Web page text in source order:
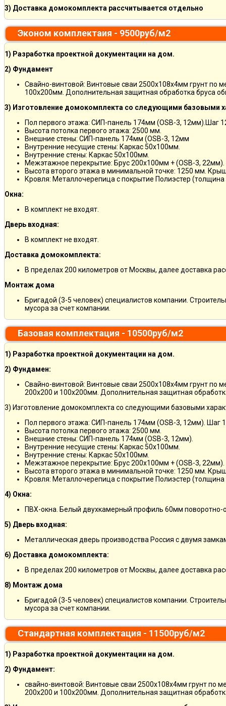
3) Доставка домокомплекта рассчитывается отдельно
Эконом комплектаия - 9500руб/м2
1) Разработка проектной документации на дом.
2) Фундамент
Свайно-винтовой: Винтовые сваи 2500х108х4мм грунт по
100х200мм. Дополнительная защитная обработка бруса
3) Изготовление домокомплекта со следующими базовыми
Пол первого этажа: СИП-панель 174мм (OSB-3, 12мм).Шаг
Высота потолка первого этажа: 2500 мм.
Внешние стены: СИП-панель 174мм (OSB-3, 12мм
Внутренние несущие стены: Каркас 50х100мм.
Внутренние стены: Каркас 50х100мм.
Межэтажное перекрытие: Брус 200х100мм + (OSB-3, 22мм).
Высота второго этажа в минимальной точке: 1250 мм.
Кровля: Металлочерепица с покрытие Полиэстер
Окна:
В комплект не входят.
Дверь входная:
В комплект не входят.
Доставка домокомплекта:
В пределах 200 километров от Москвы, далее доставка
Монтаж дома
Бригадой (3-5 человек) специалистов компании.
мусора за счет компании.
Базовая комплектация - 10500руб/м2
1) Разработка проектной документации на дом.
2) Фундамен:
Свайно-винтовой: Винтовые сваи 2500х108х4мм грунт по
200х200 и 100х200мм. Дополнительная защитная
3) Изготовление домокомплекта со следующими базовыми
Пол первого этажа: СИП-панель 174мм (OSB-3, 12мм). Шаг
Высота потолка первого этажа: 2500 мм.
Внешние стены: СИП-панель 174мм (OSB-3, 12мм).
Внутренние несущие стены: Каркас 50х100мм.
Внутренние стены: Каркас 50х100мм.
Межэтажное перекрытие: Брус 200х100мм + (OSB-3, 22мм).
Высота второго этажа в минимальной точке: 1250 мм.
Кровля: Металлочерепица с покрытие Полиэстер
4) Окна:
ПВХ-окна. Белый двухкамерный профиль 60мм поворотно-
5) Дверь входная:
Металлическая дверь производства Россия с двумя
6) Доставка домокомплекта:
В пределах 200 километров от Москвы, далее доставка
8) Монтаж дома
Бригадой (3-5 человек) специалистов компании.
мусора за счет компании.
Стандартная комплектация - 11500руб/м2
1) Разработка проектной документации на дом.
2) Фундамент:
свайно-винтовой: Винтовые сваи 2500х108х4мм грунт по
200х200 и 100х200мм. Дополнительная защитная